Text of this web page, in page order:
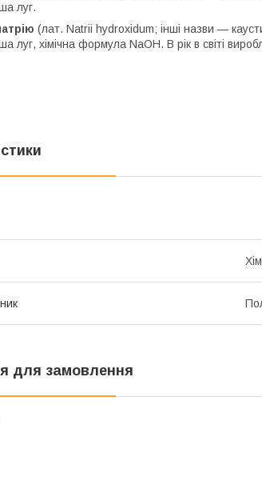
луг.
(лат. Natrii hydroxidum; інші назви —
луг, хімічна формула NaOH. В рік в світі
для замовлення